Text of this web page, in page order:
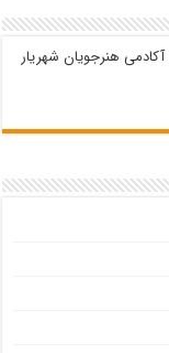
آکادمی هنرجویان شهریار